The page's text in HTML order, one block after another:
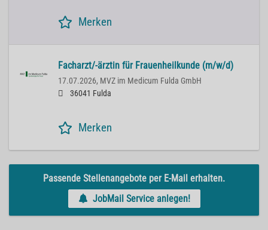
Merken
Facharzt/-ärztin für Frauenheilkunde (m/w/d)
17.07.2026, MVZ im Medicum Fulda GmbH
36041 Fulda
Merken
Passende Stellenangebote per E-Mail erhalten.
JobMail Service anlegen!